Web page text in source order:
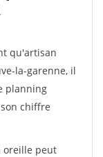
qu'artisan
la-garenne, il
planning
chiffre
oreille peut